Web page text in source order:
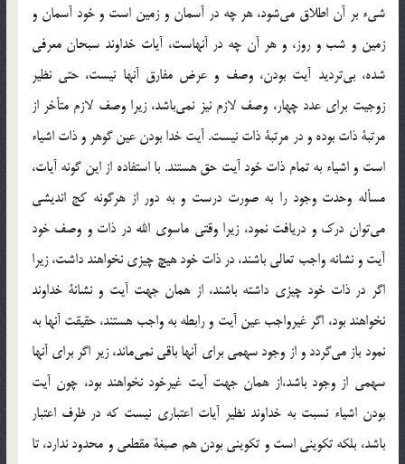
شيء بر آن اطلاق مي‌شود، هر چه در آسمان و زمين است و خود آسمان و
زمين و شب و روز، و هر آن چه در آنهاست، آيات خداوند سبحان معرفي
شده، بي‌ترديد آيت بودن، وصف و عرض مفارق آنها نيست، حتي نظير
زوجيت براي عدد چهار، وصف لازم نيز نمي‌باشد، زيرا وصف لازم متأخر از
مرتبة ذات بوده و در مرتبة‌ ذات نيست. آيت خدا بودن عين گوهر و ذات اشياء
است و اشياء به تمام ذات خود آيت حق هستند. با استفاده از اين گونه آيات،
مسأله وحدت وجود را به صورت درست و به دور از هرگونه كج انديشي
مي‌توان درك و دريافت نمود، زيرا وقتي ماسوي الله در ذات و وصف خود
آيت و نشانه واجب تعالي باشند، در ذات خود هيچ چيزي نخواهند داشت، زيرا
اگر در ذات خود چيزي داشته باشند، از همان جهت آيت و نشانة‌ خداوند
نخواهند بود، اگر غيرواجب عين آيت و رابطه به واجب هستند، حقيقت آنها به
نمود باز مي‌گردد و از وجود سهمي براي آنها باقي نمي‌ماند، زير اگر براي آنها
سهمي از وجود باشد،‌از همان جهت آيت غيرخود نخواهند بود، چون آيت
بودن اشياء نسبت به خداوند نظير آيات اعتباري نيست كه در ظرف اعتبار
باشد، بلكه تكويني است و تكويني بودن هم صبغة مقطعي و محدود ندارد، تا